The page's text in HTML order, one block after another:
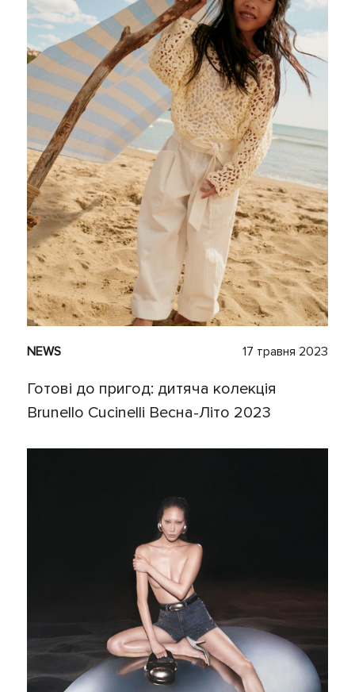
NEWS 17 травня 2023
Готові до пригод: дитяча колекція
Brunello Cucinelli Весна-Літо 2023